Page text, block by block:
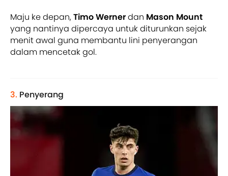
Maju ke depan,Timo Wernerdan Mason Mount
yang nantinya dipercaya untuk diturunkan sejak
menit awal guna membantu lini penyerangan
dalam mencetak gol.
3. Penyerang